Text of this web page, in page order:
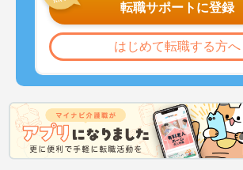
転職サポートに登録
はじめて転職する方へ